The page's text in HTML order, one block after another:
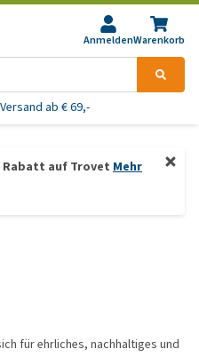
AnmeldenWarenkorb
ab € 69,-
Rabatt auf Trovet Mehr
für ehrliches, nachhaltiges und